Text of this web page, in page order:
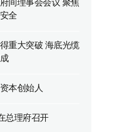
全
重大突破 海底光缆
本创始人
总理府召开